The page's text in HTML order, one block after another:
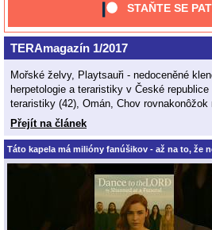
STAŇTE SE
TERAmagazín 1/2017
Mořské želvy, Playtsauři - nedoceněné
herpetologie a teraristiky v České
teraristiky (42), Omán, Chov rovnakonôžok
Přejít na článek
Táto kapela má milióny fanúšikov - až na to, že